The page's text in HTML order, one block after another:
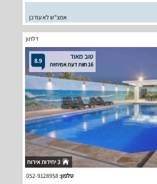
אמצ"ש לא עודכן
דלתון
8.9 טוב מאוד
16 חוות דעת אמיתיות
3 יחידות אירוח
טלפון:052-9128958